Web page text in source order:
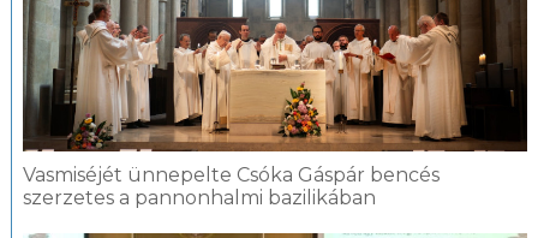
Vasmiséjét ünnepelte Csóka Gáspár bencés
szerzetes a pannonhalmi bazilikában